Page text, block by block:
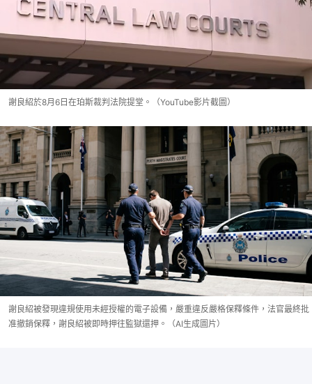
謝良紹於8月6日在珀斯裁判法院提堂。（YouTube影片截圖）
謝良紹被發現違規使用未經授權的電子設備，嚴重違反嚴格保釋條件，法官最終批
准撤銷保釋，謝良紹被即時押往監獄還押。（AI生成圖片）